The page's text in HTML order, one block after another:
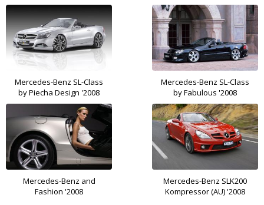
Mercedes-Benz SL-Class
by Piecha Design '2008
Mercedes-Benz SL-Class
by Fabulous '2008
Mercedes-Benz and
Fashion '2008
Mercedes-Benz SLK200
Kompressor (AU) '2008